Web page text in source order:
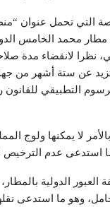
التي تحمل عنوان
محمد الخامس
الوطني، نظرا لانقضاء
عن ستة أشهر من جهة
لا يمكنها ولوج
استدعى عدم الترخيص
العبور الدولية
وهو ما استدعى